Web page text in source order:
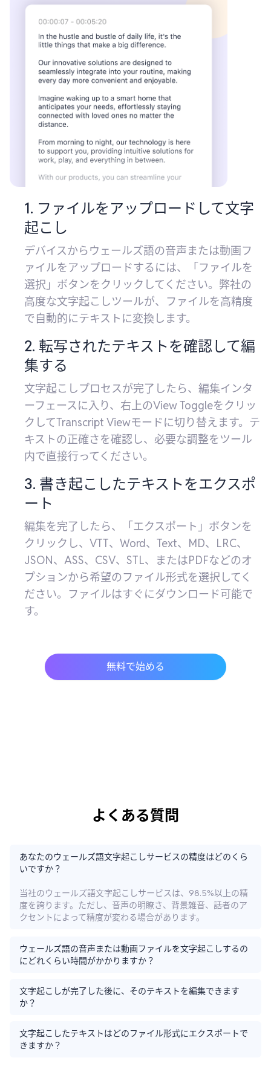
1. ファイルをアップロードして文字
起こし
デバイスからウェールズ語の音声または動画フ
ァイルをアップロードするには、「ファイルを
選択」ボタンをクリックしてください。弊社の
高度な文字起こしツールが、ファイルを高精度
で自動的にテキストに変換します。
2. 転写されたテキストを確認して編
集する
文字起こしプロセスが完了したら、編集インタ
ーフェースに入り、右上のView Toggleをクリッ
クしてTranscript Viewモードに切り替えます。テ
キストの正確さを確認し、必要な調整をツール
内で直接行ってください。
3. 書き起こしたテキストをエクスポ
ート
編集を完了したら、「エクスポート」ボタンを
クリックし、VTT、Word、Text、MD、LRC、
JSON、ASS、CSV、STL、またはPDFなどのオ
プションから希望のファイル形式を選択してく
ださい。ファイルはすぐにダウンロード可能で
す。
無料で始める
よくある質問
あなたのウェールズ語文字起こしサービスの精度はどのくら
いですか？
当社のウェールズ語文字起こしサービスは、98.5%以上の精
度を誇ります。ただし、音声の明瞭さ、背景雑音、話者のア
クセントによって精度が変わる場合があります。
ウェールズ語の音声または動画ファイルを文字起こしするの
にどれくらい時間がかかりますか？
文字起こしが完了した後に、そのテキストを編集できます
か？
文字起こしたテキストはどのファイル形式にエクスポートで
きますか？